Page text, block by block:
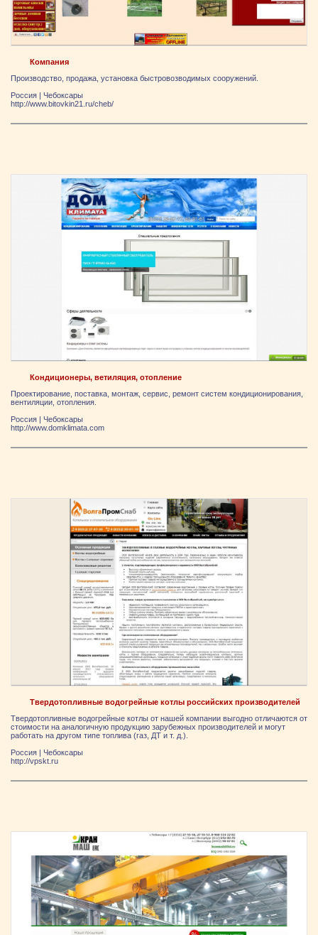
Компания
Производство, продажа, установка быстровозводимых сооружений.
Россия | Чебоксары
http://www.bitovkin21.ru/cheb/
Кондиционеры, ветиляция, отопление
Проектирование, поставка, монтаж, сервис, ремонт систем кондиционирования,
вентиляции, отопления.
Россия
Чебоксары
http://www.domklimata.com
Твердотопливные водогрейные котлы российских производителей
Твердотопливные водогрейные котлы от нашей компании выгодно отличаются от
стоимости на аналогичную продукцию зарубежных производителей и могут
работать на другом типе топлива (газ, ДТ и т. д.).
Россия | Чебоксары
http://vpskt.ru